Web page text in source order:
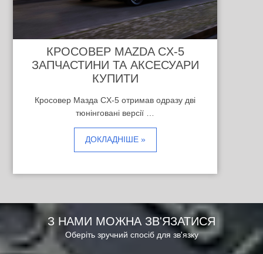
КРОСОВЕР MAZDA CX-5
ЗАПЧАСТИНИ ТА АКСЕСУАРИ
КУПИТИ
Кросовер Мазда CX-5 отримав одразу дві
тюнінговані версії …
ДОКЛАДНІШЕ »
З НАМИ МОЖНА ЗВ'ЯЗАТИСЯ
Оберіть зручний спосіб для зв'язку